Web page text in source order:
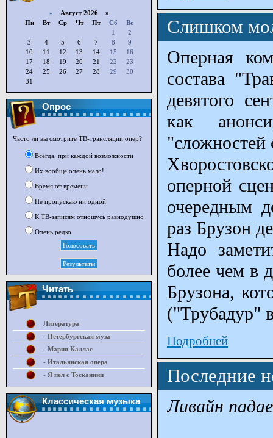
Слишком
Оперная
состава
девятого
как
"сложностей
оперной
очередным
раз Брузон
Надо
более чем в
Брузона,
("Трубадур"
Подробней
Последние
Ливайн
« Август 2026 »
Пн
Вт Ср Чт Пт Сб
Вс
1
2
3
4 5 6 7 8
9
10
11 12 13 14 15
16
17
18 19 20 21 22
23
24
25 26 27 28 29
30
31
Опрос
Часто ли вы смотрите ТВ-трансляции опер?
Всегда, при каждой возможности
Их вообще очень мало!
Время от времени
Не пропускаю ни одной
К ТВ-записям отношусь равнодушно
Очень редко
Читать
Литература
- Петербургская муза
- Мария Каллас
- Итальянская опера
- Я пел с Тосканини
Классическая музыка